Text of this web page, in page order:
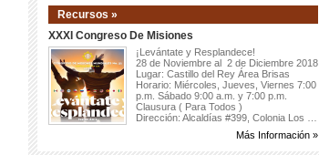
Recursos »
XXXI Congreso De Misiones
¡Levántate y Resplandece!
28 de Noviembre al 2 de Diciembre 2018
Lugar: Castillo del Rey Área Brisas
Horario: Miércoles, Jueves, Viernes 7:00
p.m. Sábado 9:00 a.m. y 7:00 p.m.
Clausura ( Para Todos )
Dirección: Alcaldías #399, Colonia Los …
Más Información »